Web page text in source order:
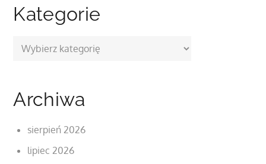
Kategorie
Kategorie
Archiwa
sierpień 2026
lipiec 2026